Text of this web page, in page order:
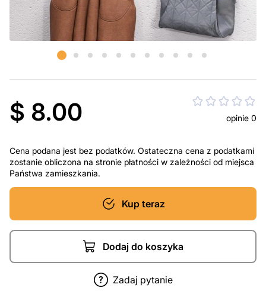
$ 8.00 opinie 0
Cena podana jest bez podatków. Ostateczna cena z podatkami
zostanie obliczona na stronie płatności w zależności od miejsca
Państwa zamieszkania.
Kup teraz
Dodaj do koszyka
Zadaj pytanie